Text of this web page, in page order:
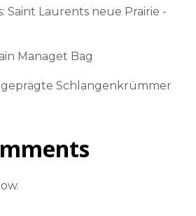
Saint Laurents neue Prairie -
Managet Bag
geprägte Schlangenkrümmer